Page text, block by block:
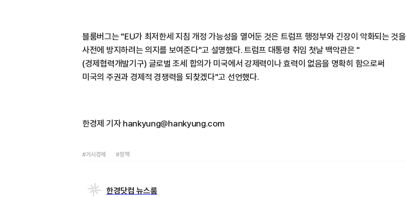
블룸버그는 "EU가 최저한세 지침 개정 가능성을 열어둔 것은 트럼프 행정부와 긴장이 악화되는 것을
사전에 방지하려는 의지를 보여준다"고 설명했다. 트럼프 대통령 취임 첫날 백악관은 "
(경제협력개발기구) 글로벌 조세 합의가 미국에서 강제력이나 효력이 없음을 명확히 함으로써
미국의 주권과 경제적 경쟁력을 되찾겠다"고 선언했다.
한경제 기자 hankyung@hankyung.com
#거시경제 #정책
한경닷컴 뉴스룸